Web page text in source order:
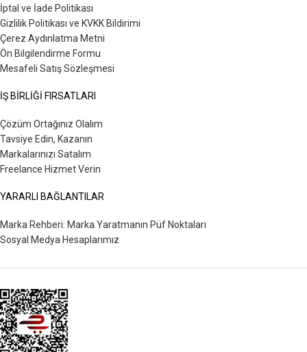
İptal ve İade Politikası
Gizlilik Politikası ve KVKK Bildirimi
Çerez Aydınlatma Metni
Ön Bilgilendirme Formu
Mesafeli Satış Sözleşmesi
İŞ BİRLİĞİ FIRSATLARI
Çözüm Ortağınız Olalım
Tavsiye Edin, Kazanın
Markalarınızı Satalım
Freelance Hizmet Verin
YARARLI BAĞLANTILAR
Marka Rehberi: Marka Yaratmanın Püf Noktaları
Sosyal Medya Hesaplarımız